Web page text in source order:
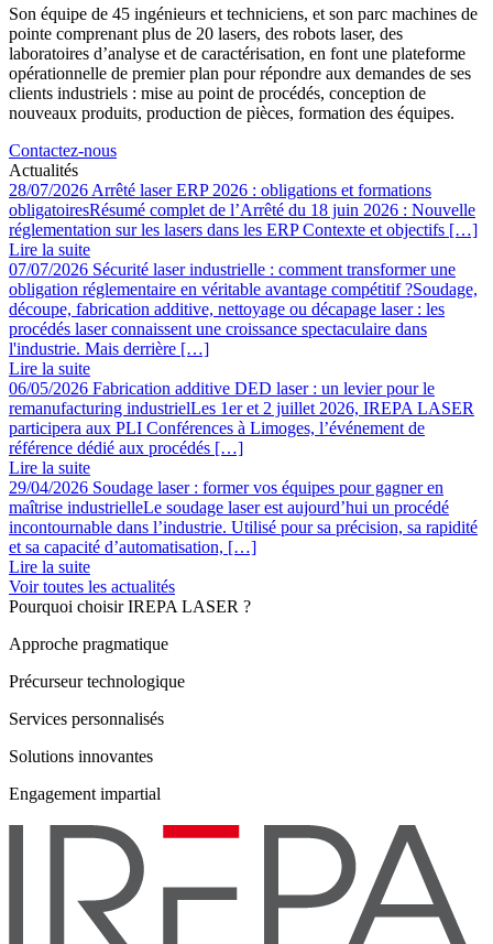
Son équipe de 45 ingénieurs et techniciens, et son parc machines de
pointe comprenant plus de 20 lasers, des robots laser, des
laboratoires d’analyse et de caractérisation, en font une plateforme
opérationnelle de premier plan pour répondre aux demandes de ses
clients industriels : mise au point de procédés, conception de
nouveaux produits, production de pièces, formation des équipes.
Contactez-nous
Actualités
28/07/2026Arrêté laser ERP 2026 : obligations et formations
obligatoiresRésumé complet de l’Arrêté du 18 juin 2026 : Nouvelle
réglementation sur les lasers dans les ERP Contexte et objectifs […]
Lire la suite
07/07/2026 Sécurité laser industrielle : comment transformer une
obligation réglementaire en véritable avantage compétitif ?Soudage,
découpe, fabrication additive, nettoyage ou décapage laser : les
procédés laser connaissent une croissance spectaculaire dans
l'industrie. Mais derrière […]
Lire la suite
06/05/2026 Fabrication additive DED laser : un levier pour le
remanufacturing industrielLes 1er et 2 juillet 2026, IREPA LASER
participera aux PLI Conférences à Limoges, l’événement de
référence dédié aux procédés […]
Lire la suite
29/04/2026 Soudage laser : former vos équipes pour gagner en
maîtrise industrielleLe soudage laser est aujourd’hui un procédé
incontournable dans l’industrie. Utilisé pour sa précision, sa rapidité
et sa capacité d’automatisation, […]
Lire la suite
Voir toutes les actualités
Pourquoi choisir IREPA LASER ?
Approche pragmatique
Précurseur technologique
Services personnalisés
Solutions innovantes
Engagement impartial